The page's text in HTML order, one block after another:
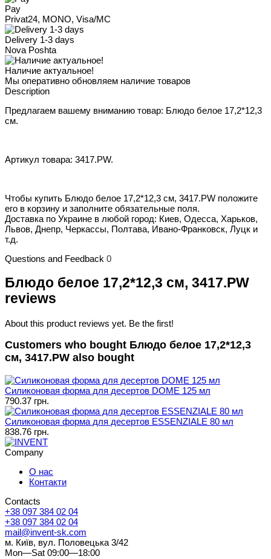
Pay
Privat24, MONO, Visa/MC
Delivery 1-3 days
Nova Poshta
Наличие актуальное!
Мы оперативно обновляем наличие товаров
Description
Предлагаем вашему вниманию товар: Блюдо белое 17,2*12,3
см.
Артикул товара: 3417.PW.
Чтобы купить Блюдо белое 17,2*12,3 см, 3417.PW положите
его в корзину и заполните обязательные поля.
Доставка по Украине в любой город: Киев, Одесса, Харьков,
Львов, Днепр, Черкассы, Полтава, Ивано-Франковск, Луцк и
т.д.
Questions and Feedback 0
Блюдо белое 17,2*12,3 см, 3417.PW
reviews
About this product reviews yet. Be the first!
Customers who bought Блюдо белое 17,2*12,3
см, 3417.PW also bought
Силиконовая форма для десертов DOME 125 мл
790.37 грн.
Силиконовая форма для десертов ESSENZIALE 80 мл
838.76 грн.
Company
О нас
Контакти
Contacts
+38 097 384 02 04
+38 097 384 02 04
mail@invent-sk.com
м. Київ, вул. Половецька 3/42
Mon—Sat 09:00—18:00